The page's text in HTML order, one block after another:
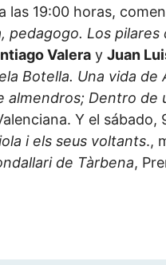
las 19:00 horas,
pedagogo. Los
Valera y Juan
Botella. Una vida de
almendros; Dentro de
Y el sábado,
i els seus voltants.,
de Tàrbena,